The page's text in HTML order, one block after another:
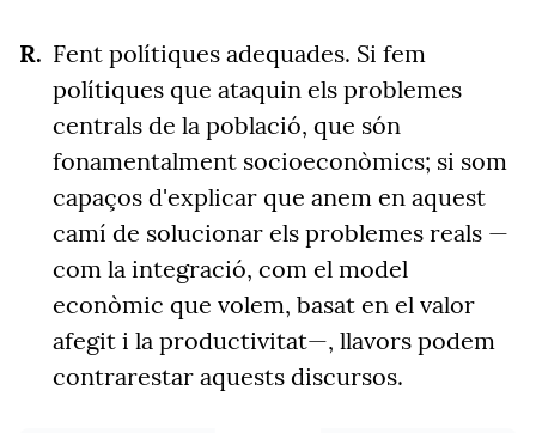
Fent polítiques adequades. Si fem
polítiques que ataquin els problemes
centrals de la població, que són
fonamentalment socioeconòmics; si som
capaços d'explicar que anem en aquest
camí de solucionar els problemes reals —
com la integració, com el model
econòmic que volem, basat en el valor
afegit i la productivitat—, llavors podem
contrarestar aquests discursos.